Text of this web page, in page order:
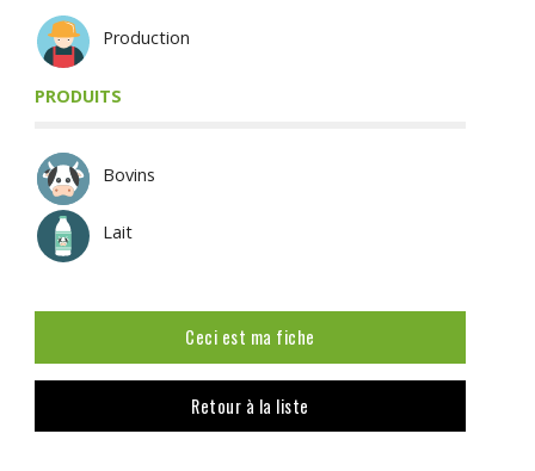
Production
PRODUITS
Bovins
Lait
Ceci est ma fiche
Retour à la liste